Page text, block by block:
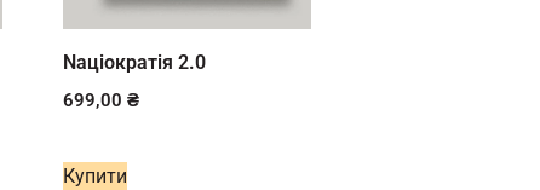
Nаціократія 2.0
699,00 ₴
Купити